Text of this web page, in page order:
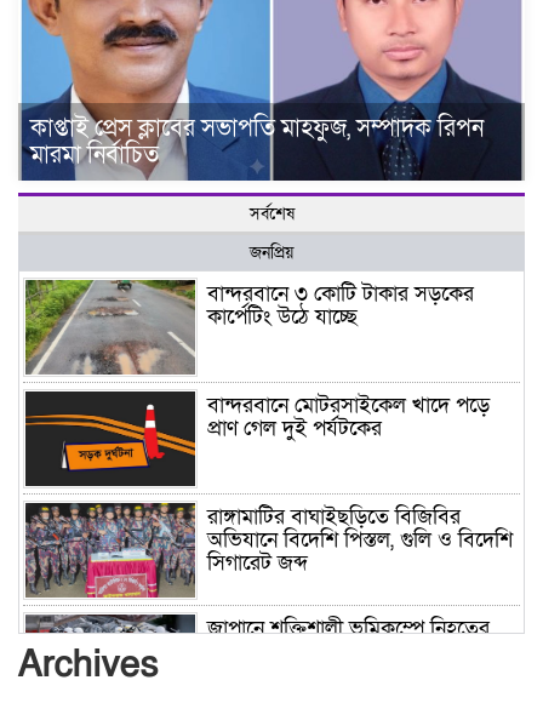
কাপ্তাই প্রেস ক্লাবের সভাপতি মাহফুজ, সম্পাদক রিপন
মারমা নির্বাচিত
সর্বশেষ
জনপ্রিয়
বান্দরবানে ৩ কোটি টাকার সড়কের
কার্পেটিং উঠে যাচ্ছে
বান্দরবানে মোটরসাইকেল খাদে পড়ে
প্রাণ গেল দুই পর্যটকের
রাঙ্গামাটির বাঘাইছড়িতে বিজিবির
অভিযানে বিদেশি পিস্তল, গুলি ও বিদেশি
সিগারেট জব্দ
জাপানে শক্তিশালী ভূমিকম্পে নিহতের
Archives